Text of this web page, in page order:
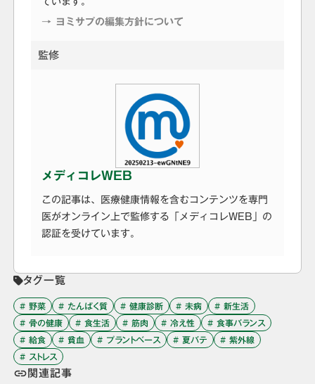
→ ヨミサプの編集方針について
監修
メディコレWEB
この記事は、医療健康情報を含むコンテンツを専門
医がオンライン上で監修する「メディコレWEB」の
認証を受けています。
タグ一覧
# 野菜 # たんぱく質 # 健康診断 # 未病
# 新生活
# 骨の健康
# 食生活 # 筋肉 # 冷え性
# 食事バランス
# 給食
# 貧血 # プラントベース # 夏バテ
# 紫外線
# ストレス
link関連記事